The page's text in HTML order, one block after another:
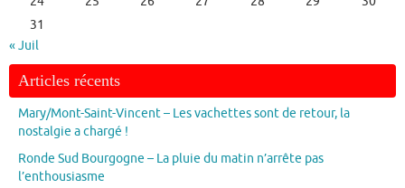
31
« Juil
Articles récents
Mary/Mont-Saint-Vincent – Les vachettes sont de retour, la
nostalgie a chargé !
Ronde Sud Bourgogne – La pluie du matin n’arrête pas
l’enthousiasme